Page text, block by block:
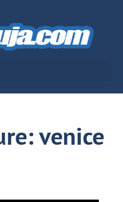
venice